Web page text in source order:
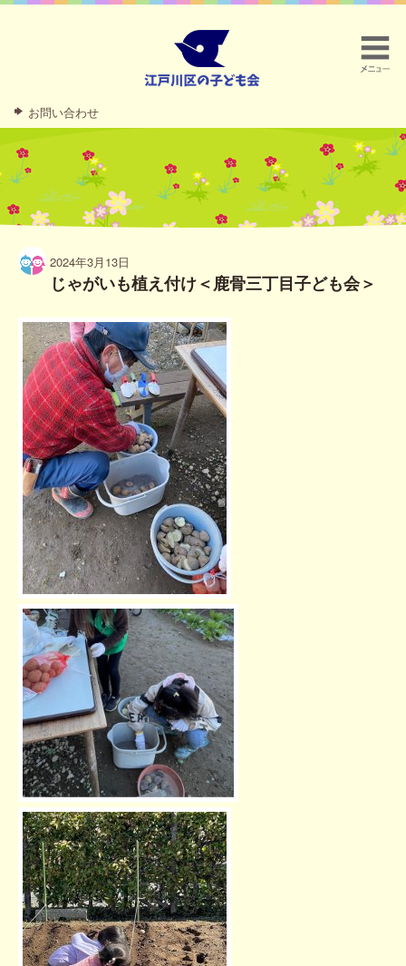
お問い合わせ
2024年3月13日
じゃがいも植え付け＜鹿骨三丁目子ども会＞